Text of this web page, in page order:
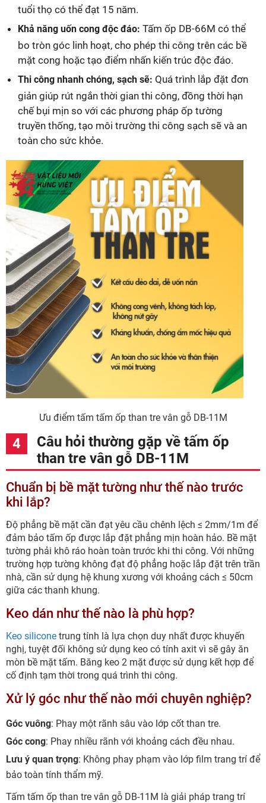
tuổi thọ có thể đạt 15 năm.
Khả năng uốn cong độc đáo: Tấm ốp DB-66M có thể
bo tròn góc linh hoạt, cho phép thi công trên các bề
mặt cong hoặc tạo điểm nhấn kiến trúc độc đáo.
Thi công nhanh chóng, sạch sẽ: Quá trình lắp đặt đơn
giản giúp rút ngắn thời gian thi công, đồng thời hạn
chế bụi mịn so với các phương pháp ốp tường
truyền thống, tạo môi trường thi công sạch sẽ và an
toàn cho sức khỏe.
Ưu điểm tấm tấm ốp than tre vân gỗ DB-11M
Câu hỏi thường gặp về tấm ốp
than tre vân gỗ DB-11M
Chuẩn bị bề mặt tường như thế nào trước
khi lắp?
Độ phẳng bề mặt cần đạt yêu cầu chênh lệch ≤ 2mm/1m để
đảm bảo tấm ốp được lắp đặt phẳng mịn hoàn hảo. Bề mặt
tường phải khô ráo hoàn toàn trước khi thi công. Với những
trường hợp tường không đạt độ phẳng hoặc lắp đặt trên trần
nhà, cần sử dụng hệ khung xương với khoảng cách ≤ 50cm
giữa các thanh khung.
Keo dán như thế nào là phù hợp?
Keo silicone trung tính là lựa chọn duy nhất được khuyến
nghị, tuyệt đối không sử dụng keo có tính axit vì sẽ gây ăn
mòn bề mặt tấm. Băng keo 2 mặt được sử dụng kết hợp để
cố định tạm thời trong quá trình thi công.
Xử lý góc như thế nào mới chuyên nghiệp?
Góc vuông: Phay một rãnh sâu vào lớp cốt than tre.
Góc cong: Phay nhiều rãnh với khoảng cách đều nhau.
Lưu ý quan trọng: Không phay phạm vào lớp film trang trí để
bảo toàn tính thẩm mỹ.
Tấm tấm ốp than tre vân gỗ DB-11M là giải pháp trang trí